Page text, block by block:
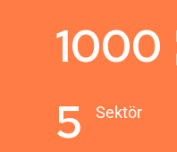
1000
5 Sektör